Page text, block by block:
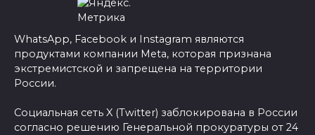
WhatsApp, Facebook и Instagram являются
продуктами компании Meta, которая признана
экстремистской и запрещена на территории
России.
Социальная сеть X (Twitter) заблокирована в России
согласно решению Генеральной прокуратуры от 24